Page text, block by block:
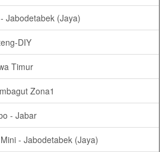
Jabodetabek (Jaya)
DIY
Timur
Zona1
- Jabar
- Jabodetabek (Jaya)